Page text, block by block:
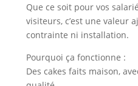
Que ce soit pour vos
visiteurs, c’est une valeur
contrainte ni installation.
Pourquoi ça fonctionne :
Des cakes faits maison,